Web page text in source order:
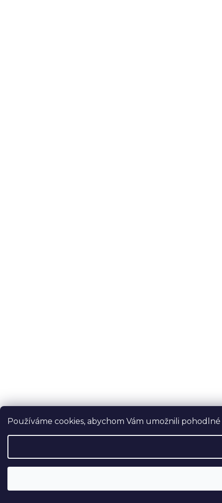
Používáme cookies, abychom Vám umožnili